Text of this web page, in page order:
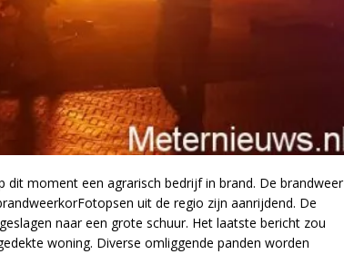
dit moment een agrarisch bedrijf in brand. De brandweer
uit de regio zijn aanrijdend. De
naar een grote schuur. Het laatste bericht zou
woning. Diverse omliggende panden worden